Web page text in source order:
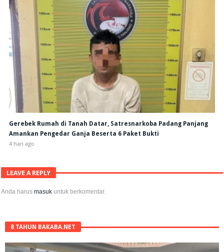
Gerebek Rumah di Tanah Datar, Satresnarkoba Padang Panjang
Amankan Pengedar Ganja Beserta 6 Paket Bukti
4 hari ago
LEAVE A REPLY
Anda harusmasuk untuk berkomentar.
8 TAHUN BAKABA.NET